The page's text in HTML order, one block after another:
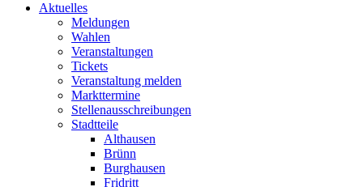
Aktuelles
Meldungen
Wahlen
Veranstaltungen
Tickets
Veranstaltung melden
Markttermine
Stellenausschreibungen
Stadtteile
Althausen
Brünn
Burghausen
Fridritt